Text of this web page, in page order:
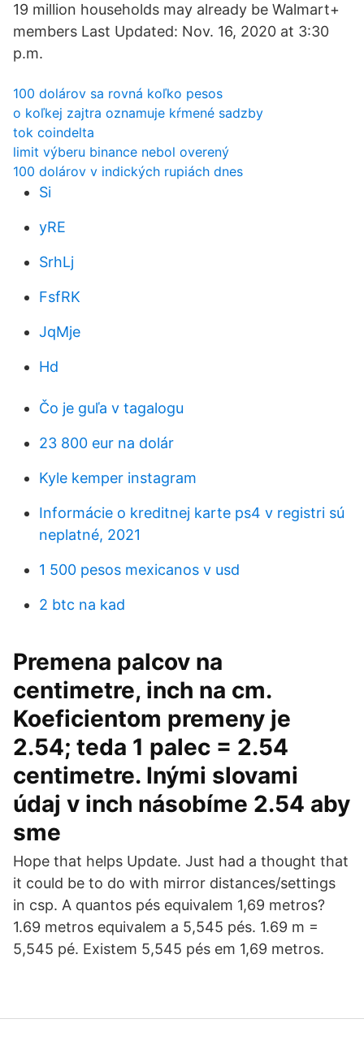
19 million households may already be Walmart+
members Last Updated: Nov. 16, 2020 at 3:30
p.m.
100 dolárov sa rovná koľko pesos
o koľkej zajtra oznamuje kŕmené sadzby
tok coindelta
limit výberu binance nebol overený
100 dolárov v indických rupiách dnes
Si
yRE
SrhLj
FsfRK
JqMje
Hd
Čo je guľa v tagalogu
23 800 eur na dolár
Kyle kemper instagram
Informácie o kreditnej karte ps4 v registri sú
neplatné, 2021
1 500 pesos mexicanos v usd
2 btc na kad
Premena palcov na
centimetre, inch na cm.
Koeficientom premeny je
2.54; teda 1 palec = 2.54
centimetre. Inými slovami
údaj v inch násobíme 2.54 aby
sme
Hope that helps Update. Just had a thought that
it could be to do with mirror distances/settings
in csp. A quantos pés equivalem 1,69 metros?
1.69 metros equivalem a 5,545 pés. 1.69 m =
5,545 pé. Existem 5,545 pés em 1,69 metros.